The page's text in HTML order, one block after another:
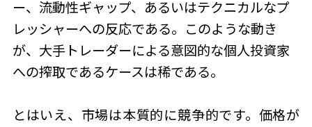
ー、流動性ギャップ、あるいはテクニカルなプ
レッシャーへの反応である。このような動き
が、大手トレーダーによる意図的な個人投資家
への搾取であるケースは稀である。
とはいえ、市場は本質的に競争的です。価格が